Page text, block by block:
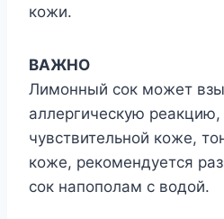
кожи.
ВАЖНО
Лимонный сок может
аллергическую реакцию,
чувствительной коже,
коже, рекомендуется
сок напополам с водой.